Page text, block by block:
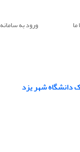
ورود به سامانه
دانشگاه شهر یزد